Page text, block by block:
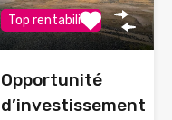
Top rentabilité
Opportunité
d’investissement